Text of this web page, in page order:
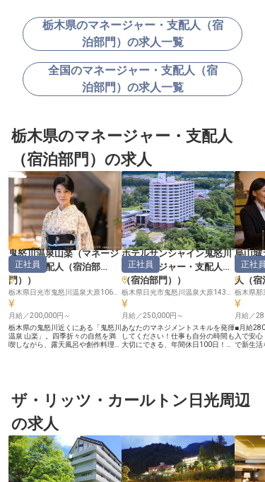
栃木県のマネージャー・支配人（宿
泊部門）の求人一覧
全国のマネージャー・支配人（宿
泊部門）の求人一覧
栃木県のマネージャー・支配人
（宿泊部門）の求人
鬼怒川温泉山楽（マネージ
ャー・支配人（宿泊部
門）
）
正社員
月給／200,000円～
栃木県の鬼怒川近くにある「鬼怒川
温泉 山楽」。四季折々の自然を満
喫しながら、露天風呂や創作料理を
もいます。賞与は年2回あり、自分
の仕事をきちんと評価してもらえる
でしっかり休みを取ることができま
す。※この求人は2021年5月28日の
情報です
ホテルサンシャイン鬼怒川
（マネージャー・支配人
（宿泊部門）
）
正社員
月給／250,000円～
あなたのマネジメントスキルを発揮
してください！仕事も自分の時間も
大切にできる、年間休日100日！昇
子さまから大人まで誰もが楽しめる
サービスを追求しています。地上
報です
烏山城
テル（
人（宿
正社員
栃木県那
月給／
■月給
入で安
で新生活
るおもて
にしてい
い出にす
あなたの
お客様の
う。 経
を創造す
せんか。 ーー【キャリアを育む温
ザ・リッツ・カールトン日光周辺
の求人